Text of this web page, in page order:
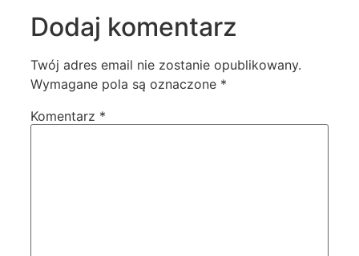
Dodaj komentarz
Twój adres email nie zostanie opublikowany.
Wymagane pola są oznaczone *
Komentarz *